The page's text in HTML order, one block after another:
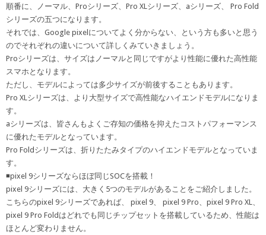
順番に、ノーマル、Proシリーズ、Pro XLシリーズ、aシリーズ、 Pro Fold
シリーズの五つになります。
それでは、Google pixelについてよく分からない、という方も多いと思う
のでそれぞれの違いについて詳しくみていきましょう。
Proシリーズは、サイズはノーマルと同じですがより性能に優れた高性能
スマホとなります。
ただし、モデルによっては多少サイズが前後することもあります。
Pro XLシリーズは、より大型サイズで高性能なハイエンドモデルになりま
す。
aシリーズは、皆さんもよくご存知の価格を抑えたコストパフォーマンス
に優れたモデルとなっています。
Pro Foldシリーズは、折りたたみタイプのハイエンドモデルとなっていま
す。
◾️pixel 9シリーズならほぼ同じSOCを搭載！
pixel 9シリーズには、大きく5つのモデルがあることをご紹介しました。
こちらのpixel 9シリーズであれば、 pixel 9、 pixel 9 Pro、pixel 9 Pro XL、
pixel 9 Pro Foldはどれでも同じチップセットを搭載しているため、性能は
ほとんど変わりません。